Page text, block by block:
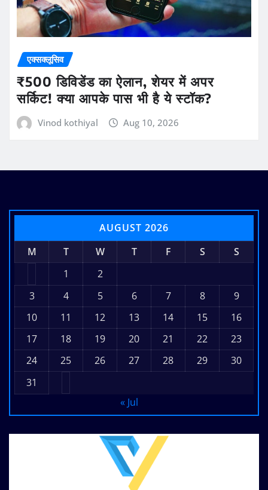
एक्सक्लूसिव
₹500 डिविडेंड का ऐलान, शेयर में अपर
सर्किट! क्या आपके पास भी है ये स्टॉक?
Vinod kothiyal Aug 10, 2026
AUGUST 2026
M
T W T F S
S
1
2
3
4 5 6 7 8
9
10
11 12 13 14 15
16
17
18 19 20 21 22
23
24
25 26 27 28 29
30
31
« Jul